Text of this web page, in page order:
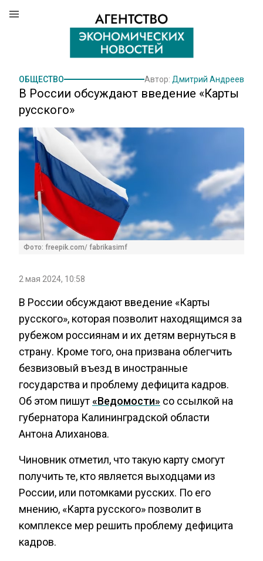
ОБЩЕСТВО Автор: Дмитрий Андреев
В России обсуждают введение «Карты
русского»
Фото: freepik.com/ fabrikasimf
2 мая 2024, 10:58
В России обсуждают введение «Карты
русского», которая позволит находящимся за
рубежом россиянам и их детям вернуться в
страну. Кроме того, она призвана облегчить
безвизовый въезд в иностранные
государства и проблему дефицита кадров.
Об этом пишут«Ведомости» со ссылкой на
губернатора Калининградской области
Антона Алиханова.
Чиновник отметил, что такую карту смогут
получить те, кто является выходцами из
России, или потомками русских. По его
мнению, «Карта русского» позволит в
комплексе мер решить проблему дефицита
кадров.